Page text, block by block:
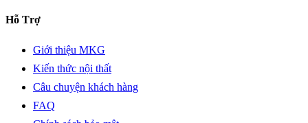
Hỗ Trợ
Giới thiệu MKG
Kiến thức nội thất
Câu chuyện khách hàng
FAQ